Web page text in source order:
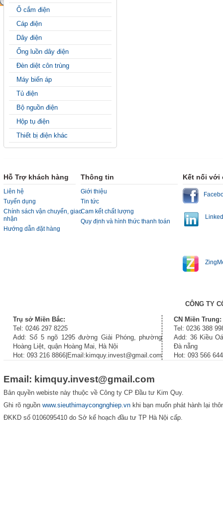
Ổ cắm điện
Cáp điện
Dây điện
Ống luồn dây điện
Đèn diệt côn trùng
Máy biến áp
Tủ điện
Bộ nguồn điện
Hộp tụ điện
Thiết bị điện khác
Hỗ Trợ khách hàng
Liên hệ
Tuyển dụng
Chính sách vận chuyển, giao
nhận
Hướng dẫn đặt hàng
Thông tin
Giới thiệu
Tin tức
Cam kết chất lượng
Quy định và hình thức thanh toán
Kết nối với
CÔNG TY
Trụ sở Miền Bắc:
Tel: 0246 297 8225
Add: Số 5 ngõ 1295 đường Giải Phóng, phường
Hoàng Liệt, quận Hoàng Mai, Hà Nội
Hot: 093 216 8866|Email:kimquy.invest@gmail.com
CN Miền Trung:
Tel: 0236 388
Add: 36 Kiều
Đà nẵng
Hot: 093 566
Email: kimquy.invest@gmail.com
Bản quyền webiste này thuộc về Công ty CP Đầu tư Kim Quy.
Ghi rõ nguồn www.sieuthimaycongnghiep.vn khi bạn muốn phát hành lại
ĐKKD số 0106095410 do Sở kế hoạch đầu tư TP Hà Nội cấp.